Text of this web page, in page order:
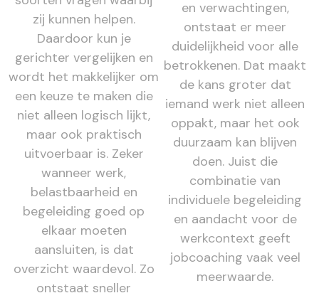
zij kunnen helpen.
Daardoor kun je
gerichter vergelijken en
wordt het makkelijker om
een keuze te maken die
niet alleen logisch lijkt,
maar ook praktisch
uitvoerbaar is. Zeker
wanneer werk,
belastbaarheid en
begeleiding goed op
elkaar moeten
aansluiten, is dat
overzicht waardevol. Zo
ontstaat sneller
en verwachtingen,
ontstaat er meer
duidelijkheid voor alle
betrokkenen. Dat maakt
de kans groter dat
iemand werk niet alleen
oppakt, maar het ook
duurzaam kan blijven
doen. Juist die
combinatie van
individuele begeleiding
en aandacht voor de
werkcontext geeft
jobcoaching vaak veel
meerwaarde.